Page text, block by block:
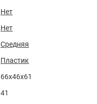
Нет
Нет
Средняя
Пластик
66x46x61
41